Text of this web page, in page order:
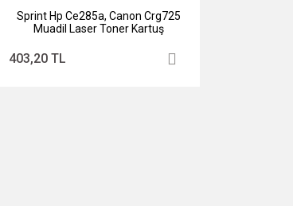
Sprint Hp Ce285a, Canon Crg725
Muadil Laser Toner Kartuş
403,20 TL